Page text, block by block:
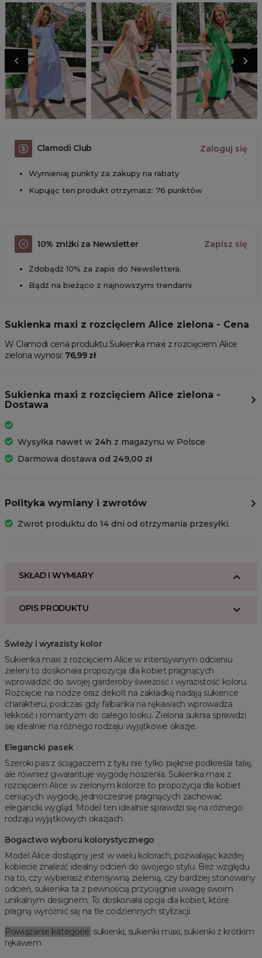
Clamodi Club Zaloguj się
Wymieniaj punkty za zakupy na rabaty
Kupując ten produkt otrzymasz: 76 punktów
10% zniżki za Newsletter Zapisz się
Zdobądź 10% za zapis do Newslettera.
Bądź na bieżąco z najnowszymi trendami
Sukienka maxi z rozcięciem Alice zielona - Cena
W Clamodi cena produktu Sukienka maxi z rozcięciem Alice
zielona wynosi: 76,99 zł
Sukienka maxi z rozcięciem Alice zielona -
Dostawa
Wysyłka nawet w 24h z magazynu w Polsce
Darmowa dostawa od 249,00 zł
Polityka wymiany i zwrotów
Zwrot produktu do 14 dni od otrzymania przesyłki.
SKŁAD I WYMIARY
OPIS PRODUKTU
Świeży i wyrazisty kolor
Sukienka maxi z rozcięciem Alice w intensywnym odcieniu
zieleni to doskonała propozycja dla kobiet pragnących
wprowadzić do swojej garderoby świeżość i wyrazistość koloru.
Rozcięcie na nodze oraz dekolt na zakładkę nadają sukience
charakteru, podczas gdy falbanka na rękawach wprowadza
lekkość i romantyzm do całego looku. Zielona suknia sprawdzi
się idealnie na różnego rodzaju wyjątkowe okazje.
Elegancki pasek
Szeroki pas z ściągaczem z tyłu nie tylko pięknie podkreśla talię,
ale również gwarantuje wygodę noszenia. Sukienka maxi z
rozcięciem Alice w zielonym kolorze to propozycja dla kobiet
ceniących wygodę, jednocześnie pragnących zachować
elegancki wygląd. Model ten idealnie sprawdzi się na różnego
rodzaju wyjątkowych okazjach.
Bogactwo wyboru kolorystycznego
Model Alice dostępny jest w wielu kolorach, pozwalając każdej
kobiecie znaleźć idealny odcień do swojego stylu. Bez względu
na to, czy wybierasz intensywną zielenią, czy bardziej stonowany
odcień, sukienka ta z pewnością przyciągnie uwagę swoim
unikalnym designem. To doskonała opcja dla kobiet, które
pragną wyróżnić się na tle codziennych stylizacji.
Powiązanie kategorie: sukienki, sukienki maxi, sukienki z krótkim
rękawem